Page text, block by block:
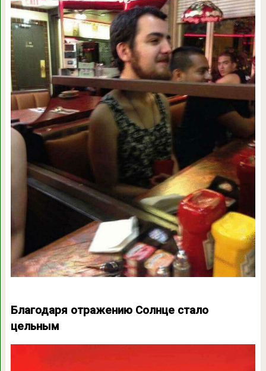
Благодаря отражению Солнце стало
цельным